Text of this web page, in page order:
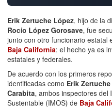
Erik Zertuche López, hijo de la
Rocío López Gorosave, fue
junto con otro funcionario estatal
Baja California; el hecho ya es
estatales y federales.
De acuerdo con los primeros
identificadas como Erik
Carabita, ambos inspectores del
Sustentable (IMOS) de Baja